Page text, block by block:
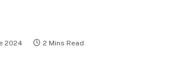
2024 2 Mins Read